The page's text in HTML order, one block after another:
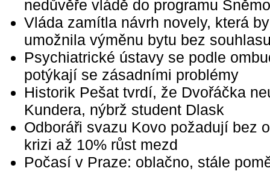
nedůvěře vládě do programu
Vláda zamítla návrh novely, která by
umožnila výměnu bytu bez
Psychiatrické ústavy se podle
potýkají se zásadními problémy
Historik Pešat tvrdí, že Dvořáčka
Kundera, nýbrž student Dlask
Odboráři svazu Kovo požadují bez
krizi až 10% růst mezd
Počasí v Praze: oblačno, stále